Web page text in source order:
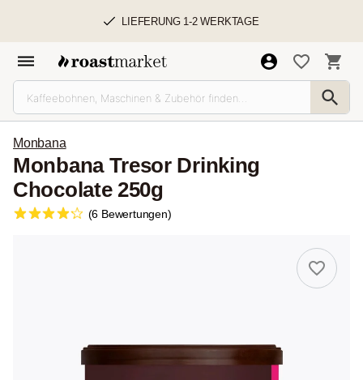
LIEFERUNG 1-2 WERKTAGE
Monbana
Monbana Tresor Drinking
Chocolate 250g
(6 Bewertungen)